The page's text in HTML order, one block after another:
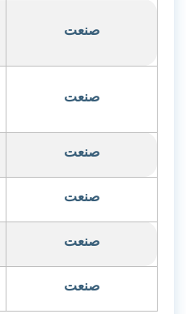
صنعت
صنعت
صنعت
صنعت
صنعت
صنعت